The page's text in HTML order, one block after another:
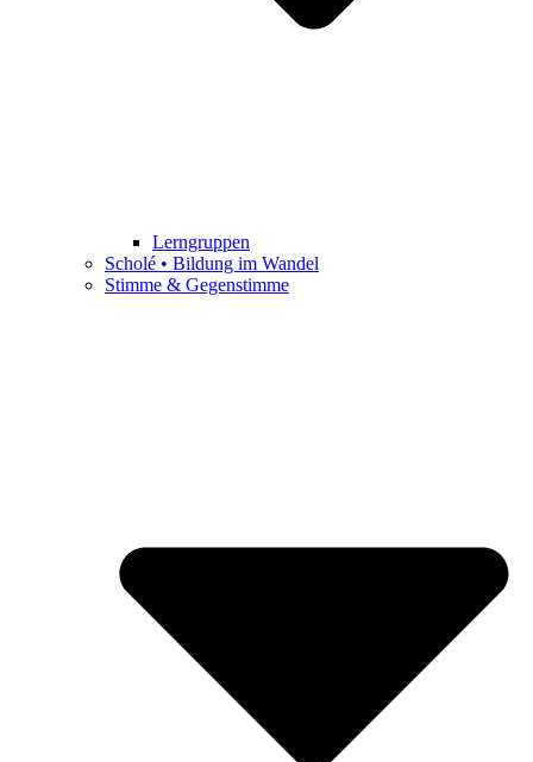
Lerngruppen
Scholé • Bildung im Wandel
Stimme & Gegenstimme